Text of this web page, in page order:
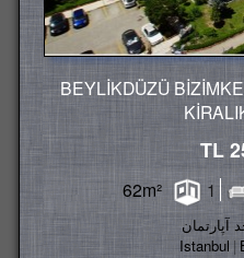
BEYLİKDÜZÜ
1
آپارتمان
Istanbul